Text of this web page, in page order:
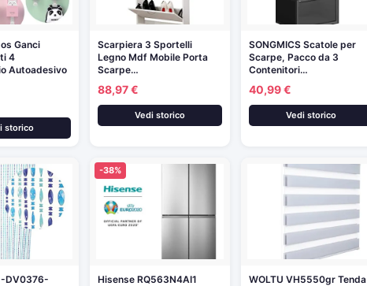
Ganci
4
Autoadesivo
storico
Scarpiera 3 Sportelli
Legno Mdf Mobile Porta
Scarpe…
88,97 €
Vedi storico
SONGMICS Scatole per
Scarpe, Pacco da 3
Contenitori…
40,99 €
Vedi storico
-DV0376-
-38%
Hisense RQ563N4AI1 WOLTU VH5550gr Tenda